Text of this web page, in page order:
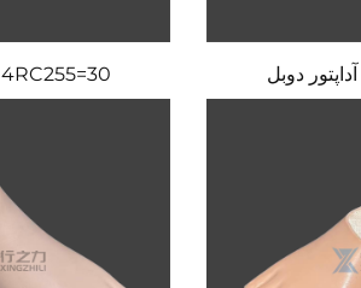
4RC255=30 آداپتور دوبل